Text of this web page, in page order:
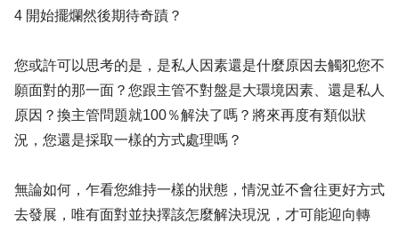
4 開始擺爛然後期待奇蹟？
您或許可以思考的是，是私人因素還是什麼原因去觸犯您不
願面對的那一面？您跟主管不對盤是大環境因素、還是私人
原因？換主管問題就100％解決了嗎？將來再度有類似狀
況，您還是採取一樣的方式處理嗎？
無論如何，乍看您維持一樣的狀態，情況並不會往更好方式
去發展，唯有面對並抉擇該怎麼解決現況，才可能迎向轉